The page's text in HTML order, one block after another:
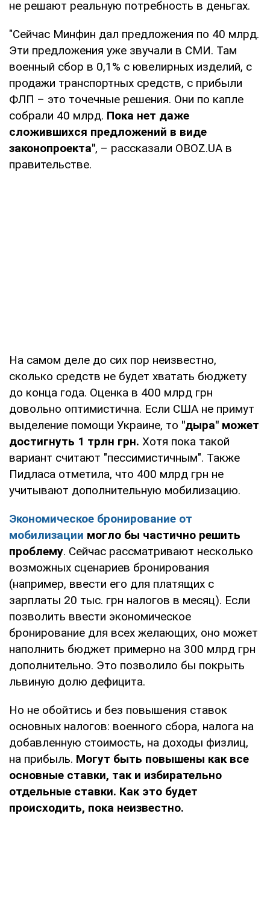
не решают реальную потребность в деньгах.
"Сейчас Минфин дал предложения по 40 млрд.
Эти предложения уже звучали в СМИ. Там
военный сбор в 0,1% с ювелирных изделий, с
продажи транспортных средств, с прибыли
ФЛП – это точечные решения. Они по капле
собрали 40 млрд. Пока нет даже
сложившихся предложений в виде
законопроекта", – рассказали OBOZ.UA в
правительстве.
На самом деле до сих пор неизвестно,
сколько средств не будет хватать бюджету
до конца года. Оценка в 400 млрд грн
довольно оптимистична. Если США не примут
выделение помощи Украине, то "дыра" может
достигнуть 1 трлн грн. Хотя пока такой
вариант считают "пессимистичным". Также
Пидласа отметила, что 400 млрд грн не
учитывают дополнительную мобилизацию.
Экономическое бронирование от
мобилизации могло бы частично решить
проблему. Сейчас рассматривают несколько
возможных сценариев бронирования
(например, ввести его для платящих с
зарплаты 20 тыс. грн налогов в месяц). Если
позволить ввести экономическое
бронирование для всех желающих, оно может
наполнить бюджет примерно на 300 млрд грн
дополнительно. Это позволило бы покрыть
львиную долю дефицита.
Но не обойтись и без повышения ставок
основных налогов: военного сбора, налога на
добавленную стоимость, на доходы физлиц,
на прибыль. Могут быть повышены как все
основные ставки, так и избирательно
отдельные ставки. Как это будет
происходить, пока неизвестно.